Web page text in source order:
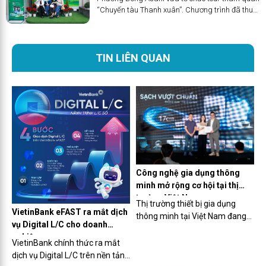
“Chuyến tàu Thanh xuân”. Chương trình đã thu
phú để khách hàng có thể trực tiếp trải nghiệm,
khám phá một điểm đến nghỉ dưỡng với chuỗi
TIN LIÊN QUAN
VietinBank eFAST ra mắt dịch
vụ Digital L/C cho doanh
nghiệp
VietinBank chính thức ra mắt
dịch vụ Digital L/C trên nền tảng
Công nghệ gia dụng thông
minh mở rộng cơ hội tại thị
trường Việt Nam
Thị trường thiết bị gia dụng
thông minh tại Việt Nam đang